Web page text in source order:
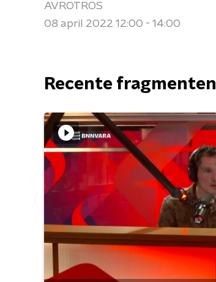
AVROTROS
08 april 2022 12:00 - 14:00
Recente fragmenten